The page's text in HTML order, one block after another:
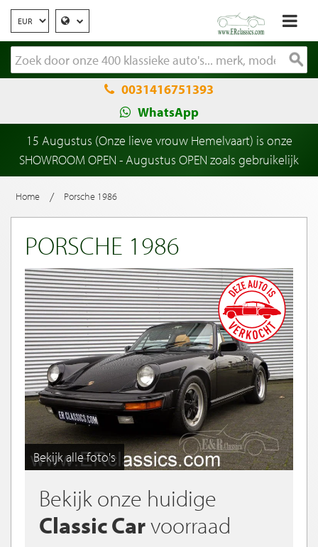
0031416751393
WhatsApp
15 Augustus (Onze lieve vrouw Hemelvaart) is onze
SHOWROOM OPEN - Augustus OPEN zoals gebruikelijk
Home / Porsche 1986
PORSCHE 1986
Bekijk alle foto's
Bekijk onze huidige
Classic Carvoorraad